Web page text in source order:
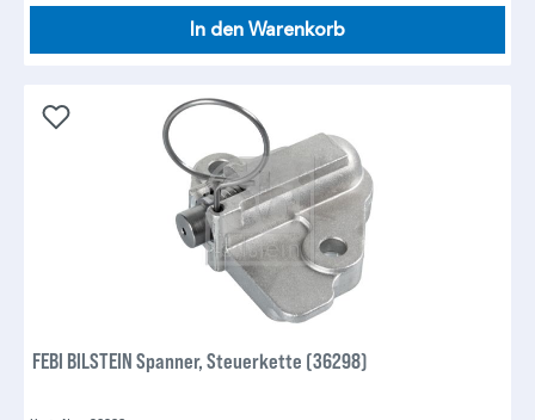
In den Warenkorb
FEBI BILSTEIN Spanner, Steuerkette (36298)